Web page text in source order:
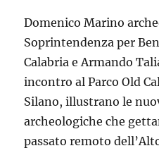
Domenico Marino
Soprintendenza per
Calabria e Armando
incontro al Parco Old
Silano, illustrano le
archeologiche che
passato remoto